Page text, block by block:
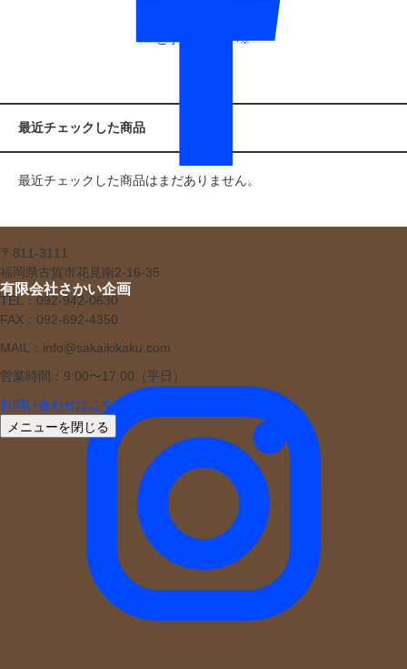
〒811-3111
福岡県古賀市花見南2-16-35
TEL：092-942-0630
FAX：092-692-4350
MAIL：info@sakaikikaku.com
営業時間：9:00〜17:00（平日）
お問い合わせはこちら
メニューを閉じる
ご了承ください※
最近チェックした商品
最近チェックした商品はまだありません。
有限会社さかい企画